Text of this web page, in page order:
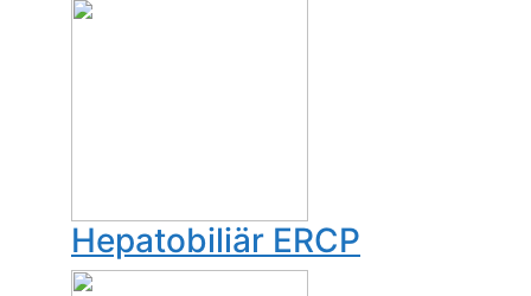
Hepatobiliär ERCP